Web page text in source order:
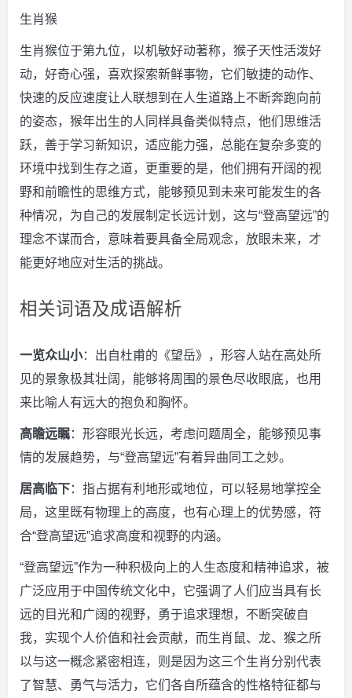
生肖猴
生肖猴位于第九位，以机敏好动著称，猴子天性活泼好
动，好奇心强，喜欢探索新鲜事物，它们敏捷的动作、
快速的反应速度让人联想到在人生道路上不断奔跑向前
的姿态，猴年出生的人同样具备类似特点，他们思维活
跃，善于学习新知识，适应能力强，总能在复杂多变的
环境中找到生存之道，更重要的是，他们拥有开阔的视
野和前瞻性的思维方式，能够预见到未来可能发生的各
种情况，为自己的发展制定长远计划，这与“登高望远”的
理念不谋而合，意味着要具备全局观念，放眼未来，才
能更好地应对生活的挑战。
相关词语及成语解析
一览众山小：出自杜甫的《望岳》，形容人站在高处所
见的景象极其壮阔，能够将周围的景色尽收眼底，也用
来比喻人有远大的抱负和胸怀。
高瞻远瞩：形容眼光长远，考虑问题周全，能够预见事
情的发展趋势，与“登高望远”有着异曲同工之妙。
居高临下：指占据有利地形或地位，可以轻易地掌控全
局，这里既有物理上的高度，也有心理上的优势感，符
合“登高望远”追求高度和视野的内涵。
“登高望远”作为一种积极向上的人生态度和精神追求，被
广泛应用于中国传统文化中，它强调了人们应当具有长
远的目光和广阔的视野，勇于追求理想，不断突破自
我，实现个人价值和社会贡献，而生肖鼠、龙、猴之所
以与这一概念紧密相连，则是因为这三个生肖分别代表
了智慧、勇气与活力，它们各自所蕴含的性格特征都与